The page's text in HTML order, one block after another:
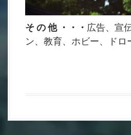
そ の 他 ・・・ 広告、宣
ン、教育、ホビー、ドロ